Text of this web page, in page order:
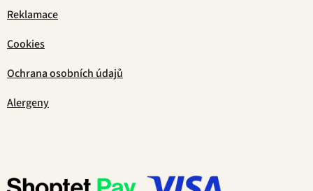
Reklamace
Cookies
Ochrana osobních údajů
Alergeny